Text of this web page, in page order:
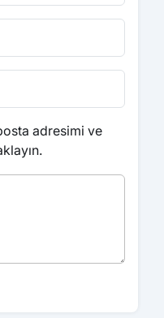
adresimi ve